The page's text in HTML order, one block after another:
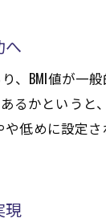
体重管理に役
ダイエットと
ダイエットを
へ
、BMI値が一
るかという
低めに設
現